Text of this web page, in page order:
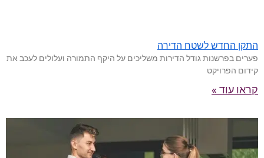
התקן החדש לשטח הדירה
פערים בפרשנות גודל הדירות משליכים על היקף התמורה ועלולים לעכב את
קידום הפרויקט
קראו עוד »